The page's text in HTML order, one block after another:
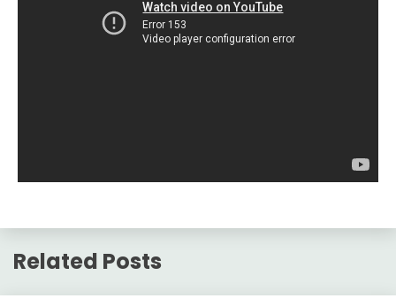
Related Posts